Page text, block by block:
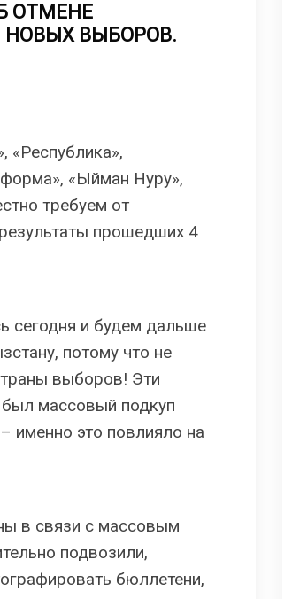
ОТМЕНЕ
НОВЫХ ВЫБОРОВ.
«Республика»,
«Ыйман Нуру»,
требуем от
прошедших 4
сегодня и будем дальше
потому что не
выборов! Эти
массовый подкуп
именно это повлияло на
в связи с массовым
подвозили,
бюллетени,